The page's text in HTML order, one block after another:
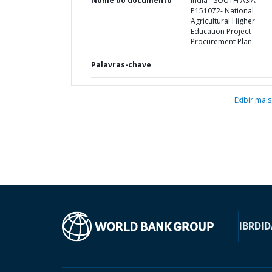
P151072- National
Agricultural Higher
Education Project -
Procurement Plan
Palavras-chave
Exibir mais
IBRD